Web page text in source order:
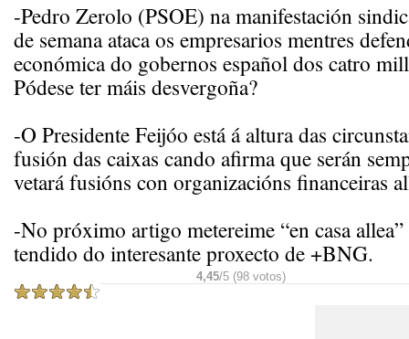
-Pedro Zerolo (PSOE) na manifestación
de semana ataca os empresarios mentres
económica do gobernos español dos catro
Pódese ter máis desvergoña?
-O Presidente Feijóo está á altura das
fusión das caixas cando afirma que serán
vetará fusións con organizacións financeiras
-No próximo artigo metereime “en casa
tendido do interesante proxecto de +BNG.
4,45/5 (98 votos)